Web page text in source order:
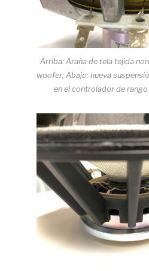
Arriba: Araña de tela tejida
woofer; Abajo: nueva
en el controlador de